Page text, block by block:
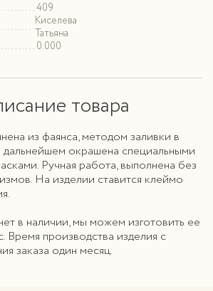
409
Киселева
Татьяна
0.000
товара
из фаянса, методом заливки в
окрашена специальными
Ручная работа, выполнена без
На изделии ставится клеймо
в наличии, мы можем изготовить ее
Время производства изделия с
заказа один месяц.